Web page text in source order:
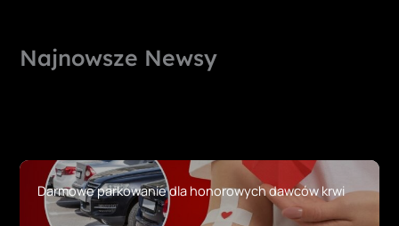
Najnowsze Newsy
Darmowe parkowanie dla honorowych dawców krwi